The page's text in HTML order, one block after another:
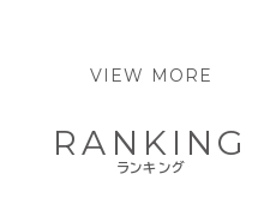
VIEW MORE
ランキング
RANKING